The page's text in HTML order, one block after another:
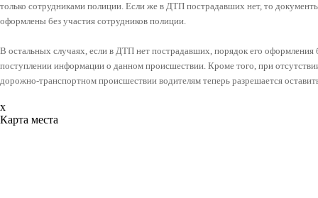
только сотрудниками полиции. Если же в ДТП пострадавших нет, то
оформлены без участия сотрудников полиции.
В остальных случаях, если в ДТП нет пострадавших, порядок его оформления
поступлении информации о данном происшествии. Кроме того, при
дорожно-транспортном происшествии водителям теперь разрешается
x
Карта места